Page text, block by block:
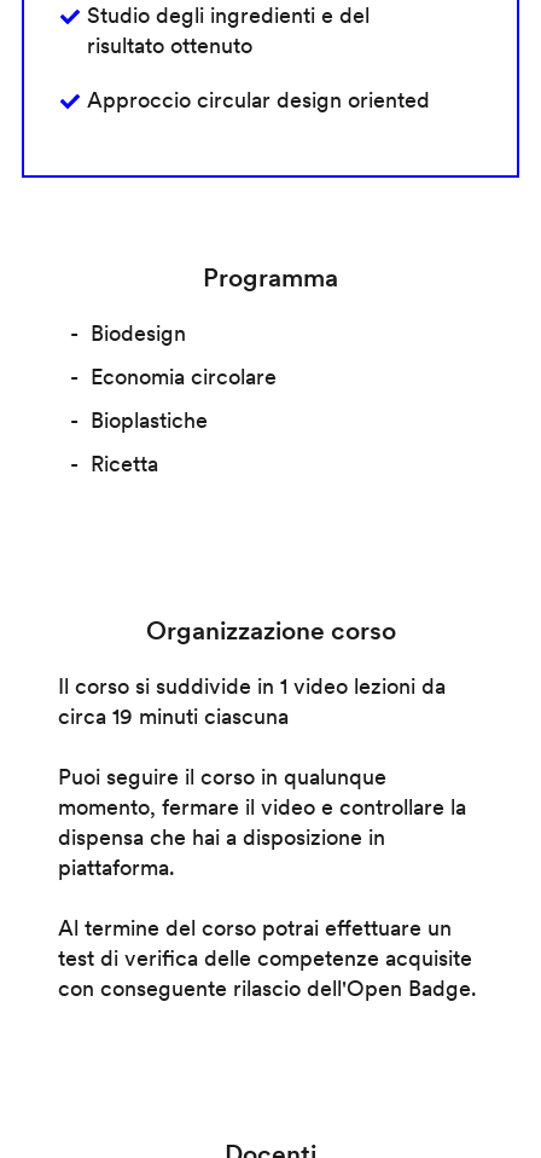
Studio degli ingredienti e del
risultato ottenuto
Approccio circular design oriented
Programma
Biodesign
Economia circolare
Bioplastiche
Ricetta
Organizzazione corso
Il corso si suddivide in 1 video lezioni da
circa 19 minuti ciascuna
Puoi seguire il corso in qualunque
momento, fermare il video e controllare la
dispensa che hai a disposizione in
piattaforma.
Al termine del corso potrai effettuare un
test di verifica delle competenze acquisite
con conseguente rilascio dell'Open Badge.